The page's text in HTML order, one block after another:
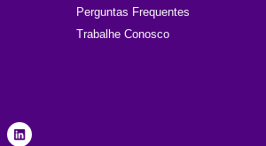
Perguntas Frequentes
Trabalhe Conosco